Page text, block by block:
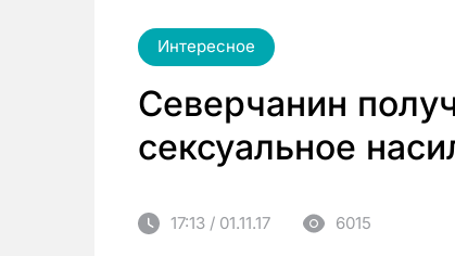
Интересное
Северчанин
сексуальное
17:13 / 01.11.17 6015